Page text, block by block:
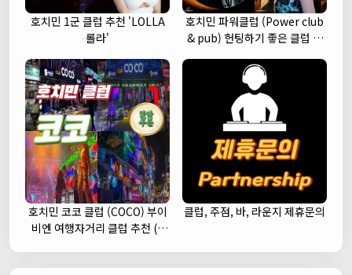
호치민 1군 클럽 추천 'LOLLA
롤라'
호치민 파워클럽 (Power club
& pub) 헌팅하기 좋은 클럽 추
호치민 코코 클럽 (COCO) 부이
비엔 여행자거리 클럽 추천 (1
클럽, 주점, 바, 라운지 제휴문의